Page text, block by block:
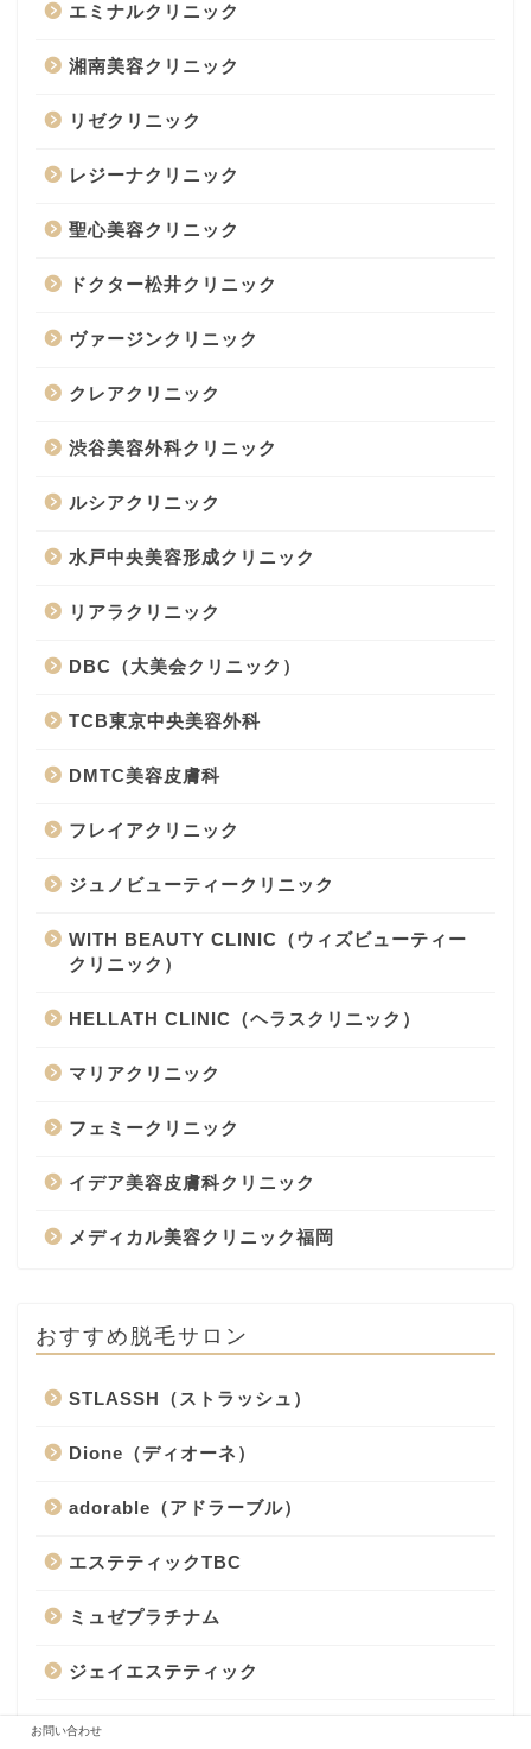
エミナルクリニック
湘南美容クリニック
リゼクリニック
レジーナクリニック
聖心美容クリニック
ドクター松井クリニック
ヴァージンクリニック
クレアクリニック
渋谷美容外科クリニック
ルシアクリニック
水戸中央美容形成クリニック
リアラクリニック
DBC（大美会クリニック）
TCB東京中央美容外科
DMTC美容皮膚科
フレイアクリニック
ジュノビューティークリニック
WITH BEAUTY CLINIC（ウィズビューティー
クリニック）
HELLATH CLINIC（ヘラスクリニック）
マリアクリニック
フェミークリニック
イデア美容皮膚科クリニック
メディカル美容クリニック福岡
おすすめ脱毛サロン
STLASSH（ストラッシュ）
Dione（ディオーネ）
adorable（アドラーブル）
エステティックTBC
ミュゼプラチナム
ジェイエステティック
RinRin（リンリン）
お問い合わせ